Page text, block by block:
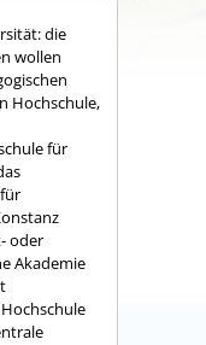
die
wollen
Hochschule,
für
oder
Akademie